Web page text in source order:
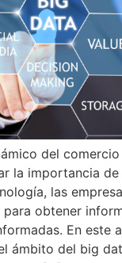
del
la importancia
las
obtener
En este
ámbito del big